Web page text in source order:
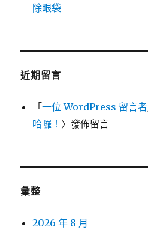
除眼袋
近期留言
「一位 WordPress 留言者
哈囉！ 〉發佈留言
彙整
2026 年 8 月